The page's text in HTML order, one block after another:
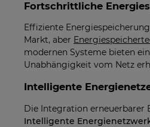
Fortschrittliche
Effiziente
Markt, aber
modernen Systeme bieten
Unabhängigkeit vom Netz
Intelligente
Die Integration erneuerbarer
Intelligente